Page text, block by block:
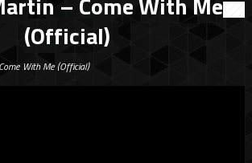
(Official)
With Me (Official)